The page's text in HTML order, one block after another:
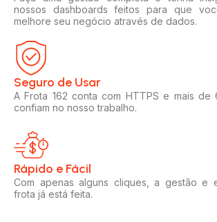
nossos dashboards feitos para que
melhore seu negócio através de dados.
Seguro de Usar​
A Frota 162 conta com HTTPS e mais de
confiam no nosso trabalho.
Rápido e Fácil​
Com apenas alguns cliques, a gestão e
frota já está feita.